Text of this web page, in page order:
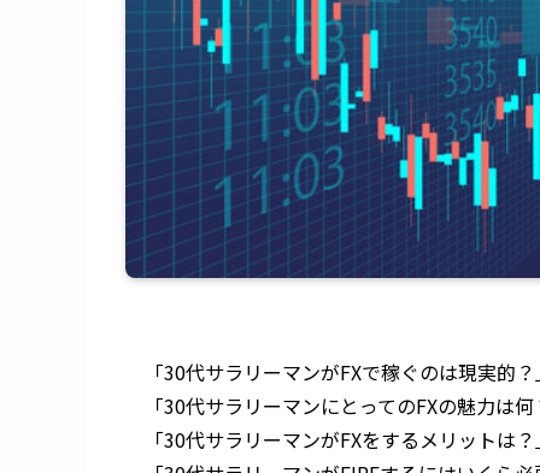
「30代サラリーマンがFXで稼ぐのは現実的
「30代サラリーマンにとってのFXの魅力は
「30代サラリーマンがFXをするメリットは